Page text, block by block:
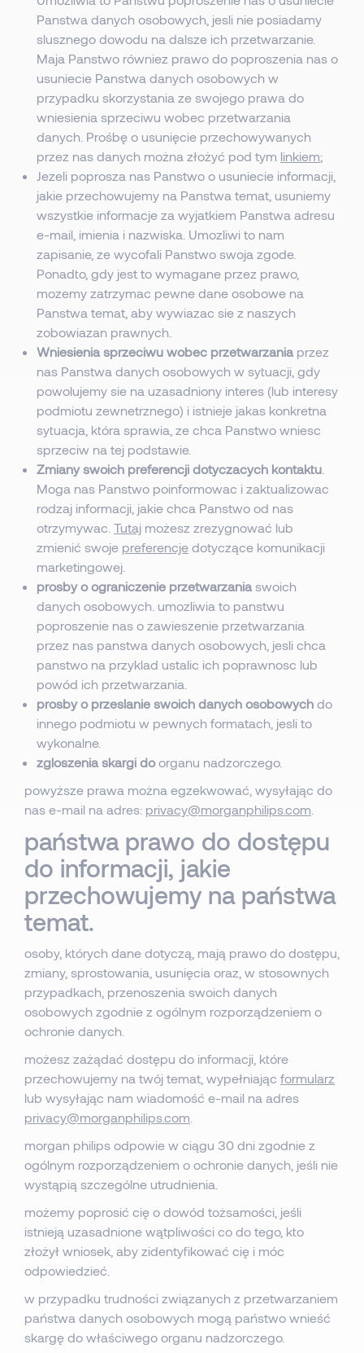
Panstwa danych osobowych, jesli nie posiadamy
slusznego dowodu na dalsze ich przetwarzanie.
Maja Panstwo równiez prawo do poproszenia nas o
usuniecie Panstwa danych osobowych w
przypadku skorzystania ze swojego prawa do
wniesienia sprzeciwu wobec przetwarzania
danych. Prośbę o usunięcie przechowywanych
przez nas danych można złożyć pod tym linkiem;
Jezeli poprosza nas Panstwo o usuniecie informacji,
jakie przechowujemy na Panstwa temat, usuniemy
wszystkie informacje za wyjatkiem Panstwa adresu
e-mail, imienia i nazwiska. Umozliwi to nam
zapisanie, ze wycofali Panstwo swoja zgode.
Ponadto, gdy jest to wymagane przez prawo,
mozemy zatrzymac pewne dane osobowe na
Panstwa temat, aby wywiazac sie z naszych
zobowiazan prawnych.
Wniesienia sprzeciwu wobec przetwarzania przez
nas Panstwa danych osobowych w sytuacji, gdy
powolujemy sie na uzasadniony interes (lub interesy
podmiotu zewnetrznego) i istnieje jakas konkretna
sytuacja, która sprawia, ze chca Panstwo wniesc
sprzeciw na tej podstawie.
Zmiany swoich preferencji dotyczacych kontaktu
Moga nas Panstwo poinformowac i zaktualizowac
rodzaj informacji, jakie chca Panstwo od nas
otrzymywac. Tutaj możesz zrezygnować lub
zmienić swoje preferencje dotyczące komunikacji
marketingowej.
prosby o ograniczenie przetwarzania swoich
danych osobowych. umozliwia to panstwu
poproszenie nas o zawieszenie przetwarzania
przez nas panstwa danych osobowych, jesli chca
panstwo na przyklad ustalic ich poprawnosc lub
powód ich przetwarzania.
prosby o przeslanie swoich danych osobowych do
innego podmiotu w pewnych formatach, jesli to
wykonalne.
zgloszenia skargi doorganu nadzorczego.
powyższe prawa można egzekwować, wysyłając do
nas e-mail na adres: privacy@morganphilips.com
państwa prawo do dostępu
do informacji, jakie
przechowujemy na państwa
temat.
osoby, których dane dotyczą, mają prawo do dostępu,
zmiany, sprostowania, usunięcia oraz, w stosownych
przypadkach, przenoszenia swoich danych
osobowych zgodnie z ogólnym rozporządzeniem o
ochronie danych.
możesz zażądać dostępu do informacji, które
przechowujemy na twój temat, wypełniając formularz
lub wysyłając nam wiadomość e-mail na adres
privacy@morganphilips.com
morgan philips odpowie w ciągu 30 dni zgodnie z
ogólnym rozporządzeniem o ochronie danych, jeśli nie
wystąpią szczególne utrudnienia.
możemy poprosić cię o dowód tożsamości, jeśli
istnieją uzasadnione wątpliwości co do tego, kto
złożył wniosek, aby zidentyfikować cię i móc
odpowiedzieć.
w przypadku trudności związanych z przetwarzaniem
państwa danych osobowych mogą państwo wnieść
skargę do właściwego organu nadzorczego.